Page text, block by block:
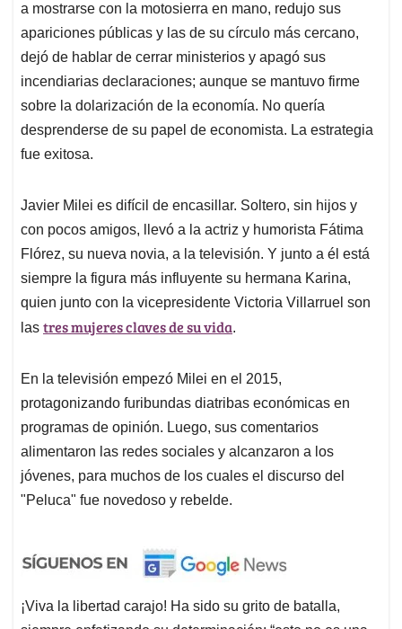
a mostrarse con la motosierra en mano, redujo sus
apariciones públicas y las de su círculo más cercano,
dejó de hablar de cerrar ministerios y apagó sus
incendiarias declaraciones; aunque se mantuvo firme
sobre la dolarización de la economía. No quería
desprenderse de su papel de economista. La estrategia
fue exitosa.
Javier Milei es difícil de encasillar. Soltero, sin hijos y
con pocos amigos, llevó a la actriz y humorista Fátima
Flórez, su nueva novia, a la televisión. Y junto a él está
siempre la figura más influyente su hermana Karina,
quien junto con la vicepresidente Victoria Villarruel son
las tres mujeres claves de su vida.
En la televisión empezó Milei en el 2015,
protagonizando furibundas diatribas económicas en
programas de opinión. Luego, sus comentarios
alimentaron las redes sociales y alcanzaron a los
jóvenes, para muchos de los cuales el discurso del
"Peluca" fue novedoso y rebelde.
¡Viva la libertad carajo! Ha sido su grito de batalla,